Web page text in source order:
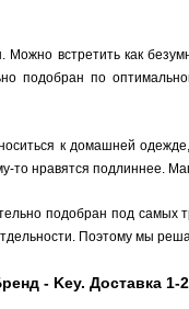
встретить как
подобран по
к домашней
нравятся подлиннее.
подобран под самых
Поэтому мы
- Key. Доставка 1-